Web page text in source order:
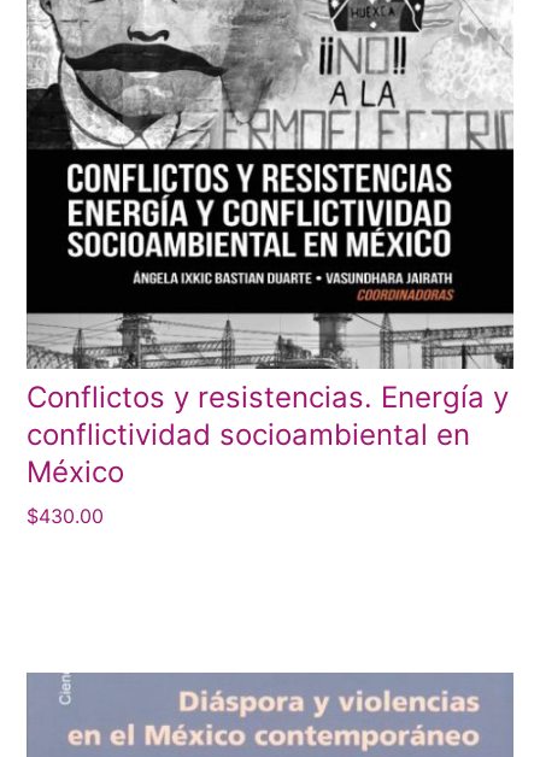
Conflictos y resistencias. Energía y
conflictividad socioambiental en
México
$430.00